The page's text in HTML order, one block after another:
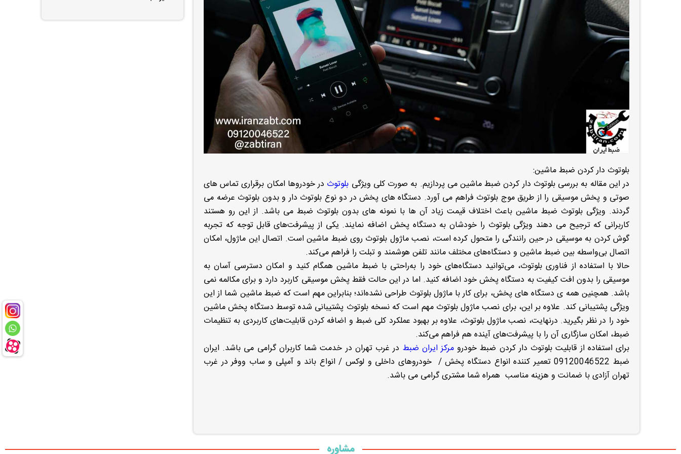
بلوتوث دار كردن ضبط ماشين:
در این مقاله به بررسی بلوتوث دار كردن ضبط ماشين می پردازیم. به صورت کلی ویژگی بلوتوث در خودروها امکان برقراری تماس های
صوتی و پخش موسیقی را از طریق موج بلوتوث فراهم می آورد. دستگاه های پخش در دو نوع بلوتوث دار و بدون بلوتوث عرضه می
گردند. ویژگی بلوتوث ضبط ماشین باعث اختلاف قیمت زیاد آن ها با نمونه های بدون بلوتوث ضبط می باشد. از این رو هستند
کاربرانی که ترجیح می دهند ویژگی بلوتوث را خودشان به دستگاه پخش اضافه نمایند. یکی از پیشرفت‌های قابل‌ توجه که تجربه
گوش‌ کردن به موسیقی در حین رانندگی را متحول کرده است، نصب ماژول بلوتوث روی ضبط ماشین است. اتصال این ماژول، امکان
اتصال بی‌واسطه بین ضبط ماشین و دستگاه‌های مختلف مانند تلفن هوشمند و تبلت‌ را فراهم می‌کند.
حالا با استفاده از فناوری بلوتوث، می‌توانید دستگاه‌های خود را به‌راحتی با ضبط ماشین همگام کنید و امکان دسترسی آسان به
موسیقی را بدون افت کیفیت به دستگاه پخش خود اضافه کنید. اما در این حالت فقط پخش موسیقی کاربرد دارد و برای مکالمه نمی
باشد. همچنین همه ی دستگاه های پخش، برای کار با ماژول بلوتوث طراحی نشده‌اند؛ بنابراین مهم است که ضبط ماشین شما از این
ویژگی پشتیبانی کند. علاوه بر این، برای نصب ماژول بلوتوث مهم است که نسخه بلوتوث پشتیبانی شده توسط دستگاه پخش ماشین
خود را در نظر بگیرید. درنهایت، نصب ماژول بلوتوث، علاوه بر بهبود عملکرد کلی ضبط و اضافه کردن قابلیت‌های کاربردی به تنظیمات
ضبط، امکان سازگاری آن را با پیشرفت‌های آینده هم فراهم می‌کند.
برای استفاده از قابلیت بلوتوث دار کردن ضبط خودرومرکز ایران ضبط در غرب تهران در خدمت شما کاربران گرامی می باشد. ایران
ضبط 09120046522 تعمیر کننده انواع دستگاه پخش / خودروهای داخلی و لوکس / انواع باند و آمپلی و ساب ووفر در غرب
تهران آزادی با ضمانت و هزینه مناسب همراه شما مشتری گرامی می باشد.
مشاوره